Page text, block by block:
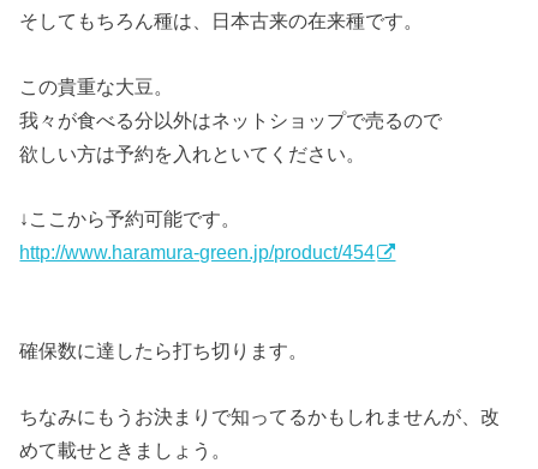
そしてもちろん種は、日本古来の在来種です。
この貴重な大豆。
我々が食べる分以外はネットショップで売るので
欲しい方は予約を入れといてください。
↓ここから予約可能です。
http://www.haramura-green.jp/product/454
確保数に達したら打ち切ります。
ちなみにもうお決まりで知ってるかもしれませんが、改
めて載せときましょう。